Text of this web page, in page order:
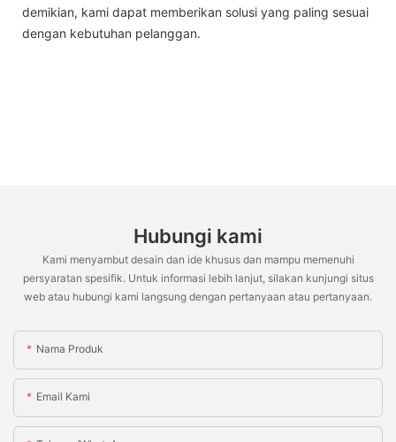
demikian, kami dapat memberikan solusi yang paling sesuai
dengan kebutuhan pelanggan.
Hubungi kami
Kami menyambut desain dan ide khusus dan mampu memenuhi
persyaratan spesifik. Untuk informasi lebih lanjut, silakan kunjungi situs
web atau hubungi kami langsung dengan pertanyaan atau pertanyaan.
Nama Produk
Email Kami